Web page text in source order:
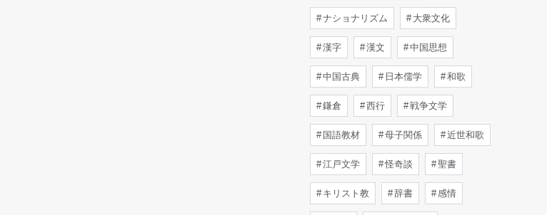
ナショナリズム 大衆文化
漢字 漢文 中国思想
中国古典 日本儒学 和歌
鎌倉 西行 戦争文学
国語教材 母子関係 近世和歌
江戸文学 怪奇談 聖書
キリスト教 辞書 感情